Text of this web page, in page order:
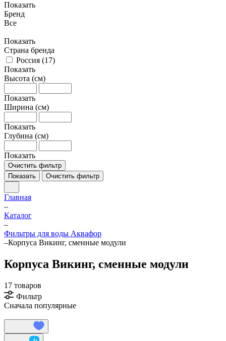
Показать
Бренд
Все
Показать
Страна бренда
Россия (17)
Показать
Высота (см)
Показать
Ширина (см)
Показать
Глубина (см)
Показать
Очистить фильтр
Показать
Очистить фильтр
Главная
–
Каталог
–
Фильтры для воды Аквафор
–Корпуса Викинг, сменные модули
Корпуса Викинг, сменные модули
17 товаров
Фильтр
Сначала популярные